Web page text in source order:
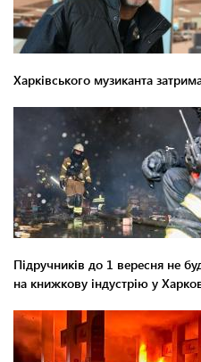
Харківського музиканта
Підручників до 1 вересня не
на книжкову індустрію у